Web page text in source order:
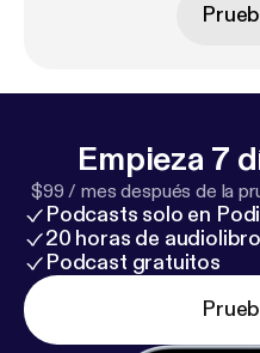
Empieza 7
$99 / mes después de la
Podcasts solo en
20 horas de
Podcast gratuitos